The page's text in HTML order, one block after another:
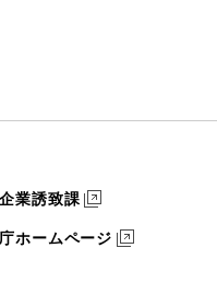
業誘致課
ホームページ